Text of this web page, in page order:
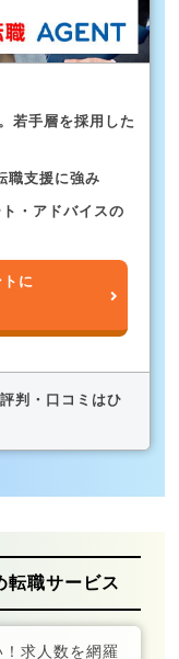
若手層を採用した
職支援に強み
・アドバイスの
トに
判・口コミはひ
転職サービス
求人数を網羅